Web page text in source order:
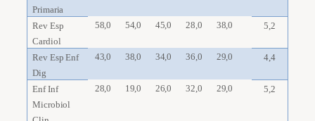
Primaria
Rev Esp
Cardiol
58,0 54,0 45,0 28,0 38,0 5,2
Rev Esp Enf
Dig
43,0 38,0 34,0 36,0 29,0 4,4
Enf Inf
Microbiol
28,0 19,0 26,0 32,0 29,0 5,2